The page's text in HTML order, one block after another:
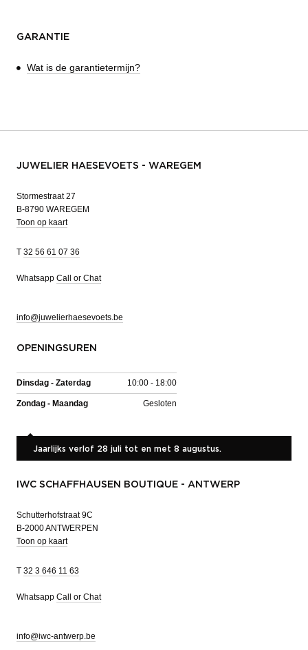
GARANTIE
Wat is de garantietermijn?
JUWELIER HAESEVOETS - WAREGEM
Stormestraat 27
B-8790 WAREGEM
Toon op kaart
T 32 56 61 07 36
Whatsapp Call or Chat
info@juwelierhaesevoets.be
OPENINGSUREN
Dinsdag - Zaterdag 10:00 - 18:00
Zondag - Maandag Gesloten
Jaarlijks verlof 28 juli tot en met 8 augustus.
IWC SCHAFFHAUSEN BOUTIQUE - ANTWERP
Schutterhofstraat 9C
B-2000 ANTWERPEN
Toon op kaart
T 32 3 646 11 63
Whatsapp Call or Chat
info@iwc-antwerp.be